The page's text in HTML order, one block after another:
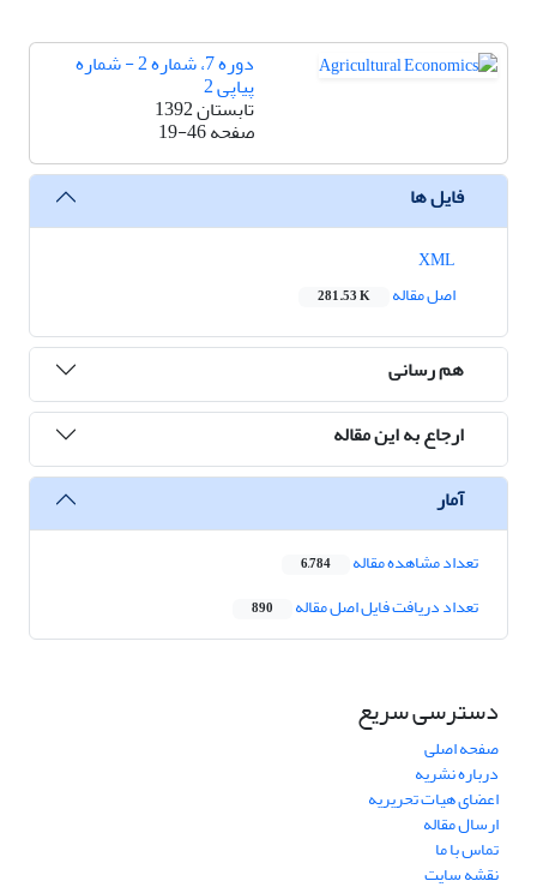
دوره 7، شماره 2 - شماره
پیاپی 2
تابستان 1392
صفحه19-46
فایل ها
اصل مقاله
281.53 K
هم رسانی
ارجاع به این مقاله
آمار
تعداد مشاهده مقاله 6,784
تعداد دریافت فایل اصل مقاله 890
دسترسی سریع
صفحه اصلی
درباره نشریه
اعضای هیات تحریریه
ارسال مقاله
تماس با ما
نقشه سایت